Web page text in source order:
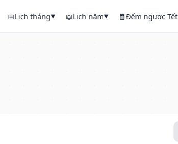
📅Lịch tháng▼ 📖Lịch năm▼ 🧧Đếm ngược Tết